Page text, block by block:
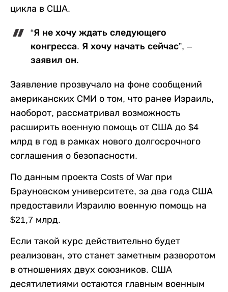
цикла в США.
“Я не хочу ждать следующего
конгресса. Я хочу начать сейчас”, –
заявил он.
Заявление прозвучало на фоне сообщений
американских СМИ о том, что ранее Израиль,
наоборот, рассматривал возможность
расширить военную помощь от США до $4
млрд в год в рамках нового долгосрочного
соглашения о безопасности.
По данным проекта Costs of War при
Брауновском университете, за два года США
предоставили Израилю военную помощь на
$21,7 млрд.
Если такой курс действительно будет
реализован, это станет заметным разворотом
в отношениях двух союзников. США
десятилетиями остаются главным военным